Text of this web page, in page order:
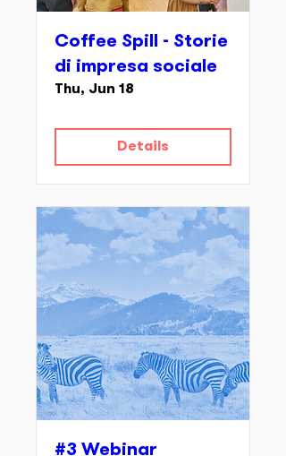
Coffee Spill - Storie
di impresa sociale
Thu, Jun 18
Details
#3 Webinar